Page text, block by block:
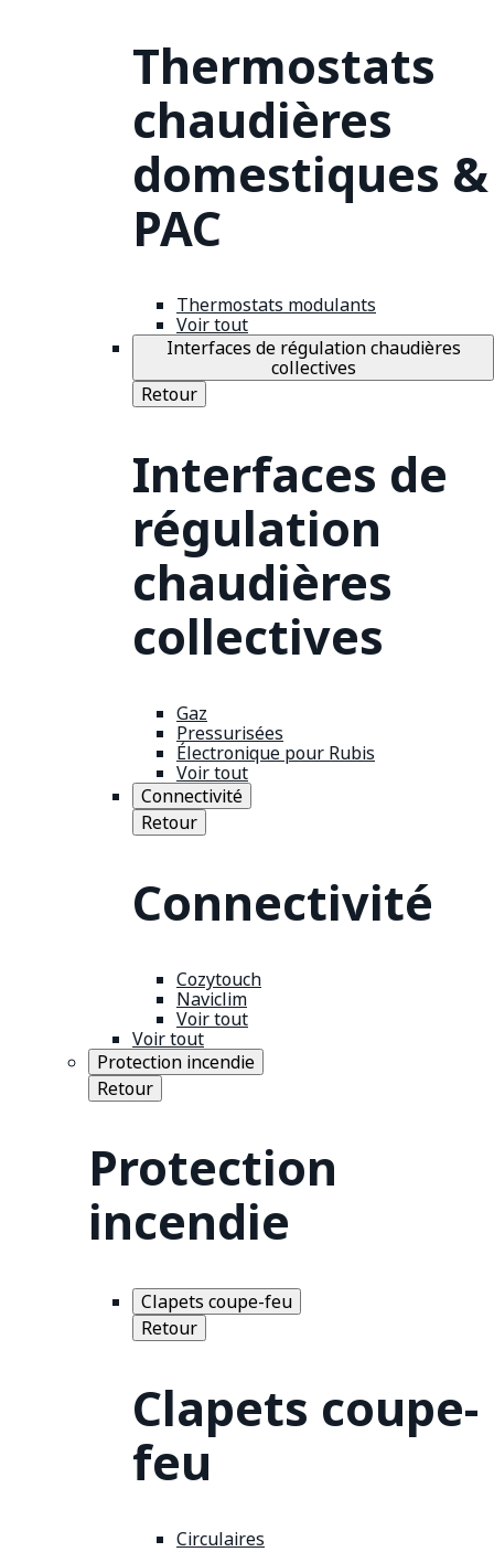
Thermostats
chaudières
domestiques &
PAC
Thermostats modulants
Voir tout
Interfaces de régulation chaudières
collectives
Retour
Interfaces de
régulation
chaudières
collectives
Gaz
Pressurisées
Électronique pour Rubis
Voir tout
Connectivité
Retour
Connectivité
Cozytouch
Naviclim
Voir tout
Voir tout
Protection incendie
Retour
Protection
incendie
Clapets coupe-feu
Retour
Clapets coupe-
feu
Circulaires